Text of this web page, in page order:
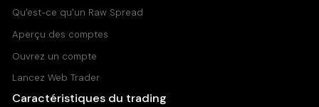
Soybean
Soybean Futures
Qu'est-ce qu'un Raw Spread
Aperçu des comptes
Ouvrez un compte
Lancez Web Trader
Caractéristiques du trading